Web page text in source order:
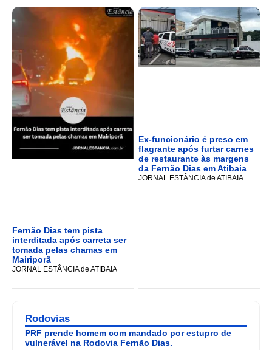
Fernão Dias tem pista
interditada após carreta ser
tomada pelas chamas em
Mairiporã
JORNAL ESTÂNCIA de ATIBAIA
Ex-funcionário é preso em
flagrante após furtar carnes
de restaurante às margens
da Fernão Dias em Atibaia
JORNAL ESTÂNCIA de ATIBAIA
Rodovias
PRF prende homem com mandado por estupro de
vulnerável na Rodovia Fernão Dias.